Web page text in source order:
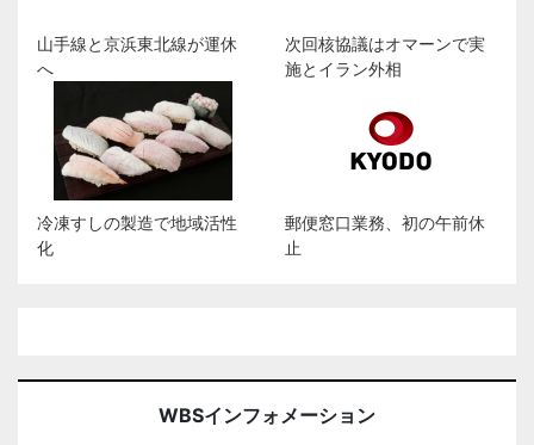
山手線と京浜東北線が運休
へ
次回核協議はオマーンで実
施とイラン外相
冷凍すしの製造で地域活性
化
郵便窓口業務、初の午前休
止
WBSインフォメーション